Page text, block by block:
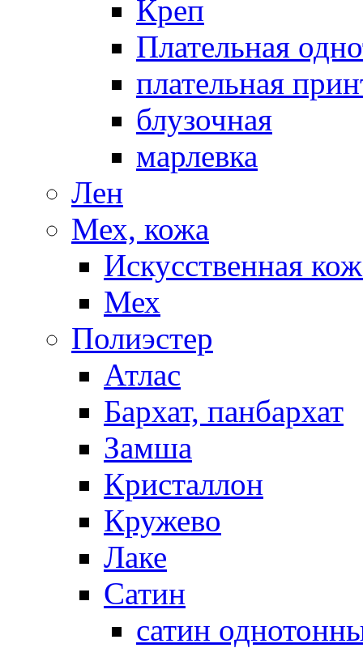
Креп
Плательная
плательная
блузочная
марлевка
Лен
Мех, кожа
Искусственная
Мех
Полиэстер
Атлас
Бархат, панбархат
Замша
Кристаллон
Кружево
Лаке
Сатин
сатин